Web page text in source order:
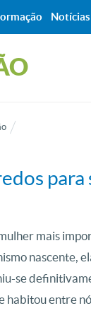
mais
nascente,
se
habitou entre
Notícias